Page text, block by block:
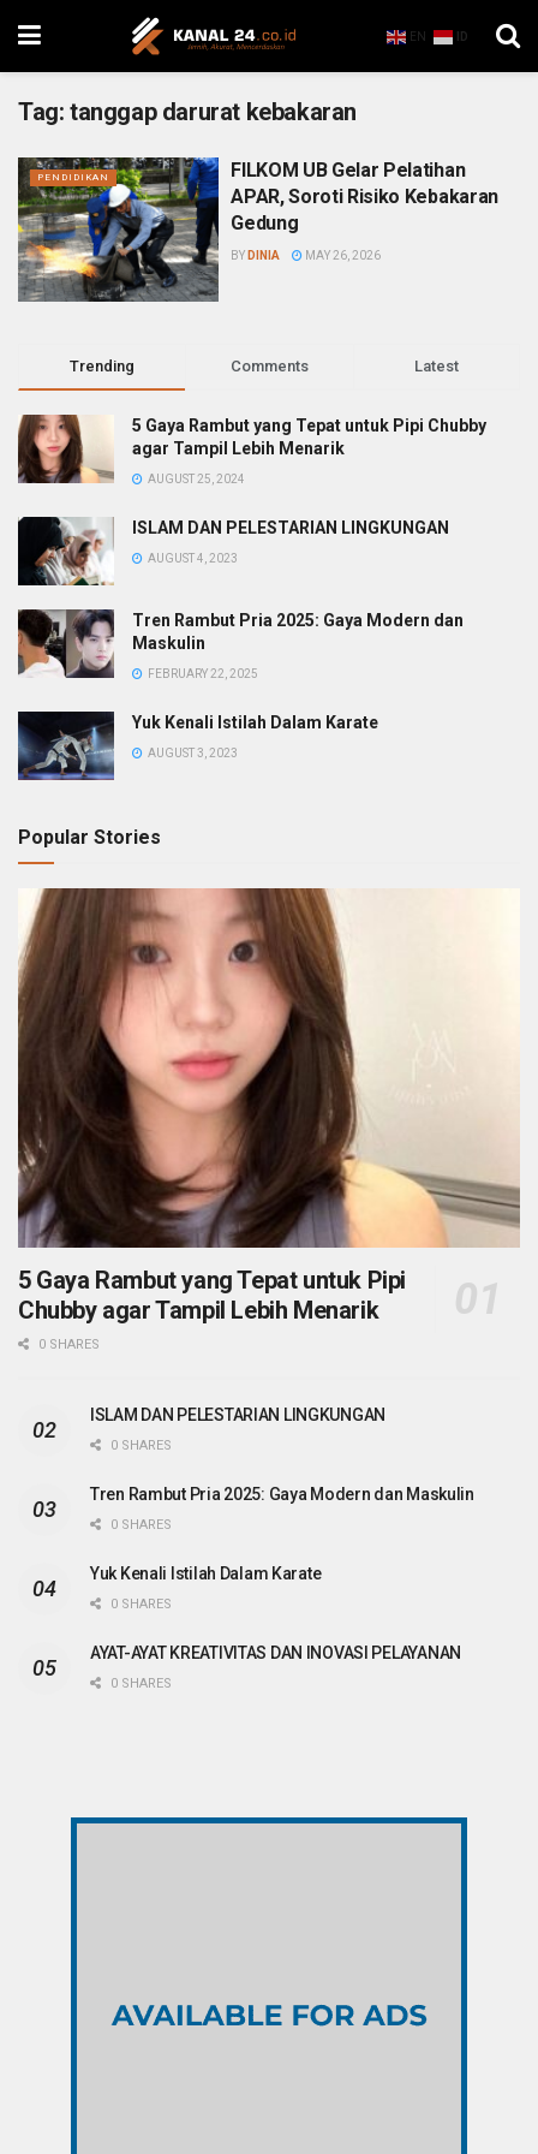
EN ID
Tag: tanggap darurat kebakaran
PENDIDIKAN
FILKOM UB Gelar Pelatihan
APAR, Soroti Risiko Kebakaran
Gedung
BY DINIA MAY 26, 2026
Trending Comments Latest
5 Gaya Rambut yang Tepat untuk Pipi Chubby
agar Tampil Lebih Menarik
AUGUST 25, 2024
ISLAM DAN PELESTARIAN LINGKUNGAN
AUGUST 4, 2023
Tren Rambut Pria 2025: Gaya Modern dan
Maskulin
FEBRUARY 22, 2025
Yuk Kenali Istilah Dalam Karate
AUGUST 3, 2023
Popular Stories
5 Gaya Rambut yang Tepat untuk Pipi
Chubby agar Tampil Lebih Menarik
0 SHARES
ISLAM DAN PELESTARIAN LINGKUNGAN
0 SHARES
Tren Rambut Pria 2025: Gaya Modern dan Maskulin
0 SHARES
Yuk Kenali Istilah Dalam Karate
0 SHARES
AYAT-AYAT KREATIVITAS DAN INOVASI PELAYANAN
0 SHARES